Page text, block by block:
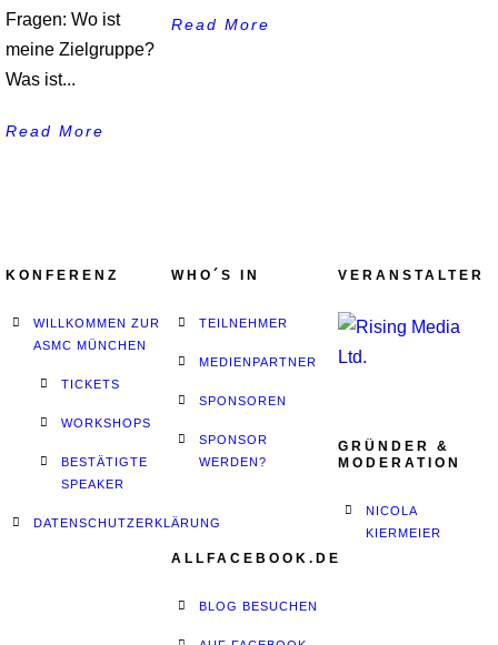
Fragen: Wo ist
meine Zielgruppe?
Was ist...
Read More
Read More
KONFERENZ
WILLKOMMEN ZUR
ASMC MÜNCHEN
TICKETS
WORKSHOPS
BESTÄTIGTE
SPEAKER
DATENSCHUTZERKLÄRUNG
WHO´S IN
TEILNEHMER
MEDIENPARTNER
SPONSOREN
SPONSOR
WERDEN?
ALLFACEBOOK.DE
BLOG BESUCHEN
VERANSTALTER
GRÜNDER &
MODERATION
NICOLA
KIERMEIER